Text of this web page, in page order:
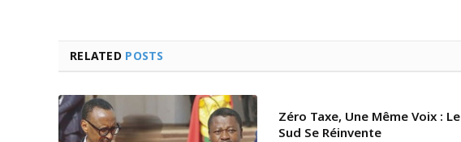
RELATED POSTS
Zéro Taxe, Une Même Voix : Le
Sud Se Réinvente